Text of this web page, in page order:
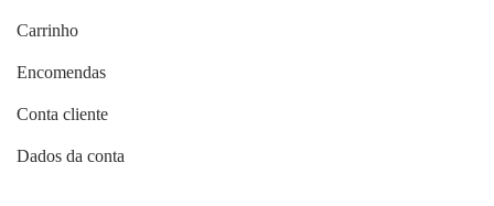
Carrinho
Encomendas
Conta cliente
Dados da conta